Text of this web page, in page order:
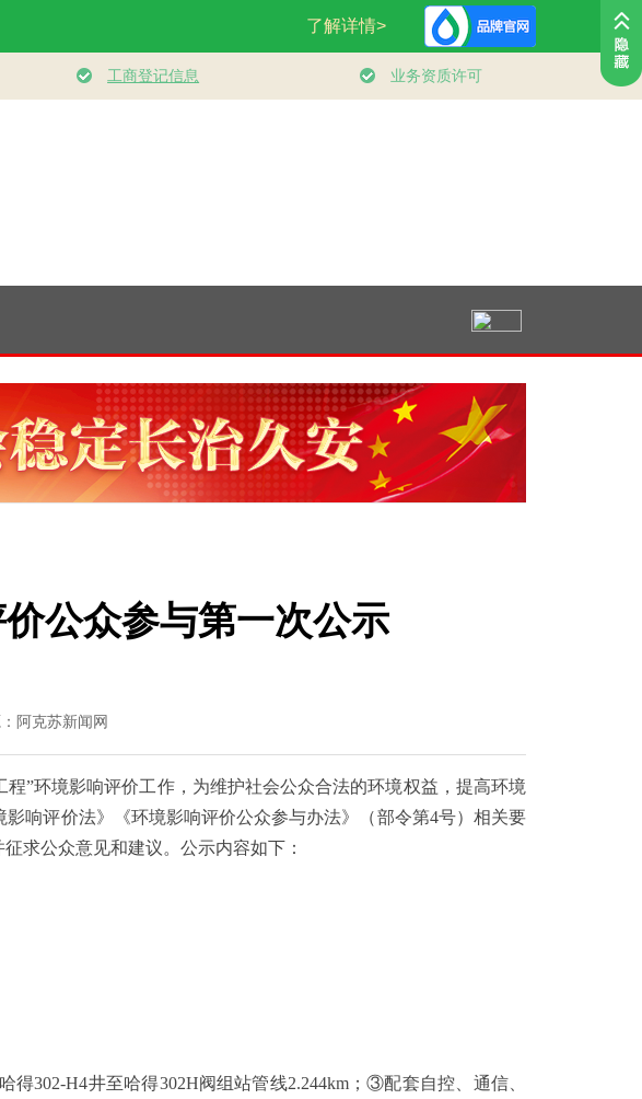
理政纪实丨砥
使命 把党建设
优向好！中国经济展
现强大韧性和活力
中国经济高质量发展
行稳致远
学习新语｜坚持党的
全面领导和党中央集
公众参与第一次公示
阿克苏新闻网
”环境影响评价工作，为维护社会公众合法的环境权益，提高环境
响评价法》《环境影响评价公众参与办法》（部令第4号）相关要
求公众意见和建议。公示内容如下：
H4井至哈得302H阀组站管线2.244km；③配套自控、通信、